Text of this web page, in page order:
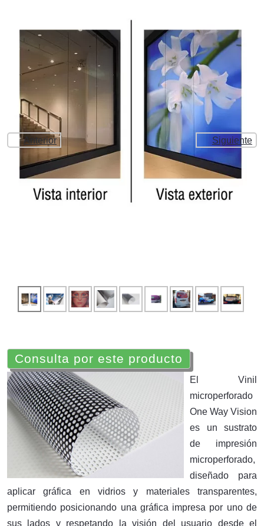
Anterior Siguiente
Consulta por este producto
El Vinil
microperforado
One Way Vision
es un sustrato
de impresión
microperforado,
diseñado para
aplicar gráfica en vidrios y materiales transparentes,
permitiendo posicionando una gráfica impresa por uno de
sus lados y respetando la visión del usuario desde el